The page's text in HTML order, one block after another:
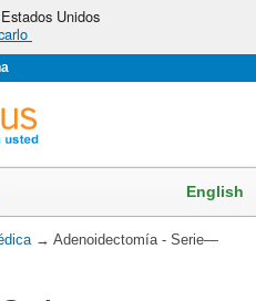
Unidos
English
→ Adenoidectomía - Serie—